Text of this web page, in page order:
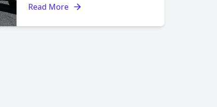
Read More